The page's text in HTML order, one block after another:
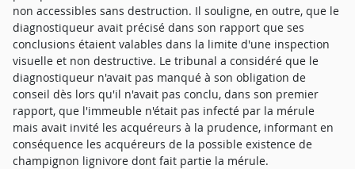
non accessibles sans destruction. Il souligne, en outre, que le
diagnostiqueur avait précisé dans son rapport que ses
conclusions étaient valables dans la limite d'une inspection
visuelle et non destructive. Le tribunal a considéré que le
diagnostiqueur n'avait pas manqué à son obligation de
conseil dès lors qu'il n'avait pas conclu, dans son premier
rapport, que l'immeuble n'était pas infecté par la mérule
mais avait invité les acquéreurs à la prudence, informant en
conséquence les acquéreurs de la possible existence de
champignon lignivore dont fait partie la mérule.